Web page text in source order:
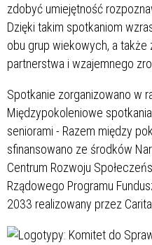
zdobyć umiejętność
Dzięki takim spotkaniom
obu grup wiekowych, a
partnerstwa i wzajemnego
Spotkanie zorganizowano w
Międzypokoleniowe
seniorami - Razem między
sfinansowano ze środków
Centrum Rozwoju
Rządowego Programu
2033 realizowany przez